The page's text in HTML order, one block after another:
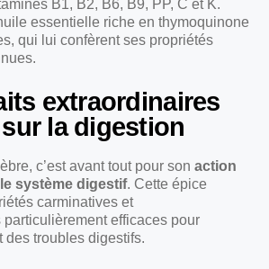
B1, B2, B6, B9, PP, C et K.
essentielle riche en thymoquinone
qui lui confèrent ses propriétés
extraordinaires
la digestion
c’est avant tout pour son action
système digestif. Cette épice
carminatives et
efficaces pour
des troubles digestifs.